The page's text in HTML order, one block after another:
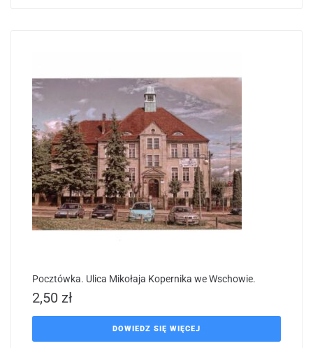
Pocztówka. Ulica Mikołaja Kopernika we Wschowie.
2,50 zł
DOWIEDZ SIĘ WIĘCEJ